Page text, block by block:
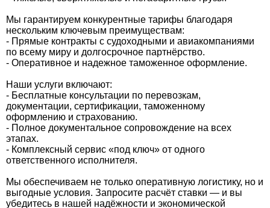
Мы гарантируем конкурентные тарифы благодаря
нескольким ключевым преимуществам:
- Прямые контракты с судоходными и авиакомпаниями
по всему миру и долгосрочное партнёрство.
- Оперативное и надежное таможенное оформление.
Наши услуги включают:
- Бесплатные консультации по перевозкам,
документации, сертификации, таможенному
оформлению и страхованию.
- Полное документальное сопровождение на всех
этапах.
- Комплексный сервис «под ключ» от одного
ответственного исполнителя.
Мы обеспечиваем не только оперативную логистику, но и
выгодные условия. Запросите расчёт ставки — и вы
убедитесь в нашей надёжности и экономической